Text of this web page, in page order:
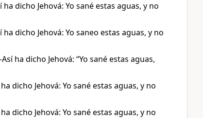
dicho Jehová: Yo sané estas aguas, y no
dicho Jehová: Yo saneo estas aguas, y no
ha dicho Jehová: “Yo sané estas aguas,
dicho Jehová: Yo sané estas aguas, y no
dicho Jehová: Yo sané estas aguas, y no